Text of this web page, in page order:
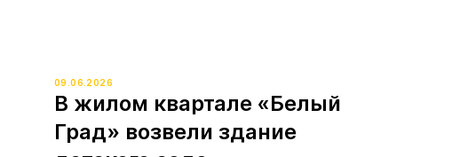
09.06.2026
В жилом квартале «Белый
Град» возвели здание